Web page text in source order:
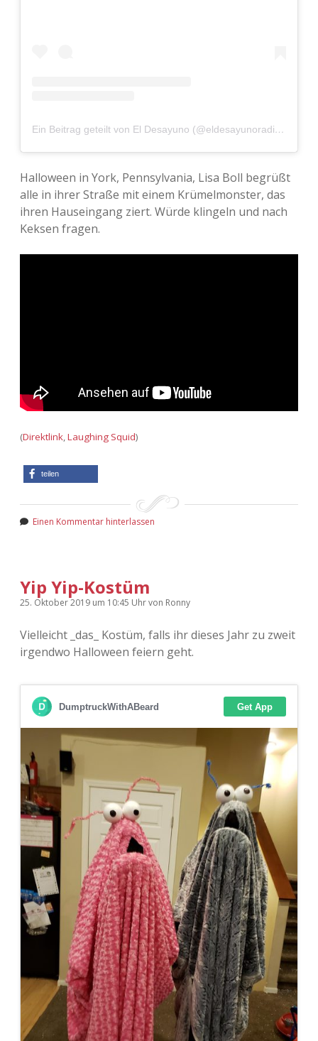
Ein Beitrag geteilt von El Desayuno (@eldesayunoradio)
Halloween in York, Pennsylvania, Lisa Boll begrüßt
alle in ihrer Straße mit einem Krümelmonster, das
ihren Hauseingang ziert. Würde klingeln und nach
Keksen fragen.
(Direktlink,Laughing Squid)
teilen
Einen Kommentar hinterlassen
Yip Yip-Kostüm
25. Oktober 2019 um 10:45 Uhrvon Ronny
Vielleicht _das_ Kostüm, falls ihr dieses Jahr zu zweit
irgendwo Halloween feiern geht.